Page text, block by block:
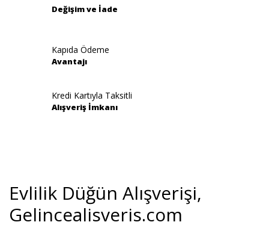
Değişim ve İade
Kapıda Ödeme
Avantajı
Kredi Kartıyla Taksitli
Alışveriş İmkanı
Evlilik Düğün Alışverişi,
Gelincealisveris.com